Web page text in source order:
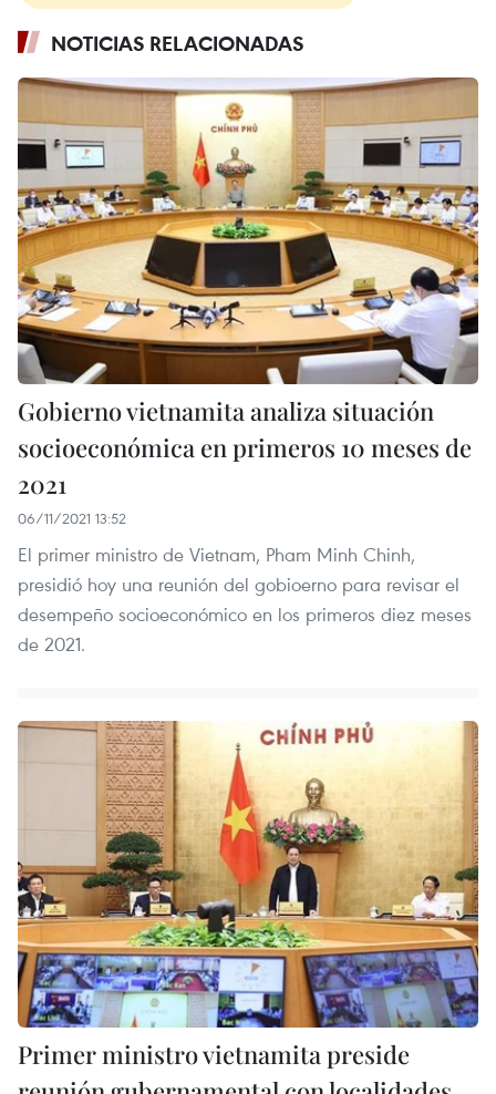
NOTICIAS RELACIONADAS
Gobierno vietnamita analiza situación
socioeconómica en primeros 10 meses de
2021
06/11/2021 13:52
El primer ministro de Vietnam, Pham Minh Chinh,
presidió hoy una reunión del gobioerno para revisar el
desempeño socioeconómico en los primeros diez meses
de 2021.
Primer ministro vietnamita preside